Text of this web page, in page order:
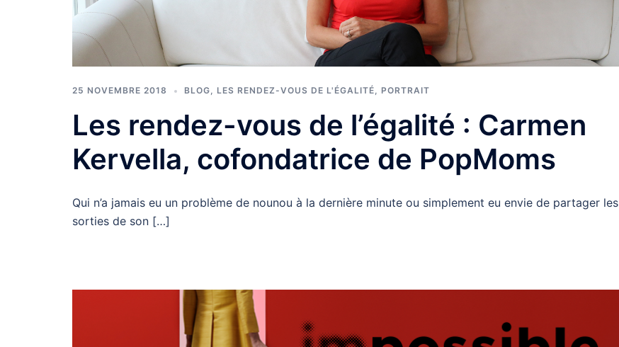
25 NOVEMBRE 2018 BLOG LES RENDEZ-VOUS DE L'ÉGALITÉ PORTRAIT
Les rendez-vous de l’égalité : Carmen
Kervella, cofondatrice de PopMoms
Qui n’a jamais eu un problème de nounou à la dernière minute ou simplement eu envie de partager les
sorties de son […]